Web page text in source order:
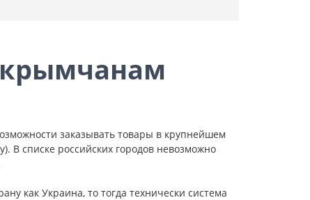
крымчанам
заказывать товары в крупнейшем
В списке российских городов невозможно
как Украина, то тогда технически система